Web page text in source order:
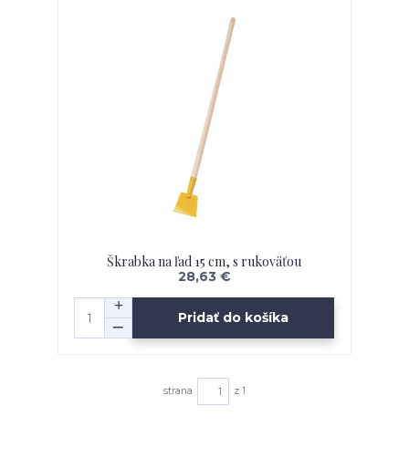
Škrabka na ľad 15 cm, s rukoväťou
28,63 €
Pridať do košíka
strana z 1